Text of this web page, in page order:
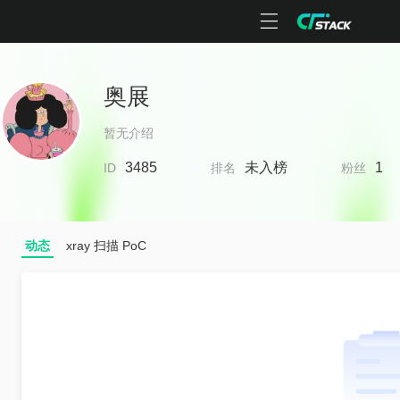
奥展
暂无介绍
ID 3485 排名 未入榜 粉丝 1
动态 xray 扫描 PoC